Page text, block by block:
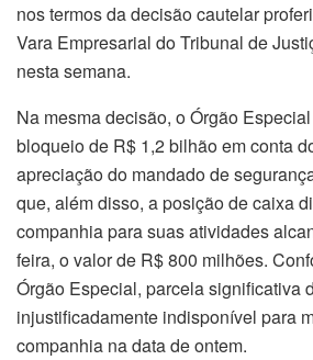
nos termos da decisão cautelar
Vara Empresarial do Tribunal de
nesta semana.
Na mesma decisão, o Órgão
bloqueio de R$ 1,2 bilhão em conta
apreciação do mandado de
que, além disso, a posição de caixa
companhia para suas atividades
feira, o valor de R$ 800 milhões.
Órgão Especial, parcela significativa
injustificadamente indisponível para
companhia na data de ontem.